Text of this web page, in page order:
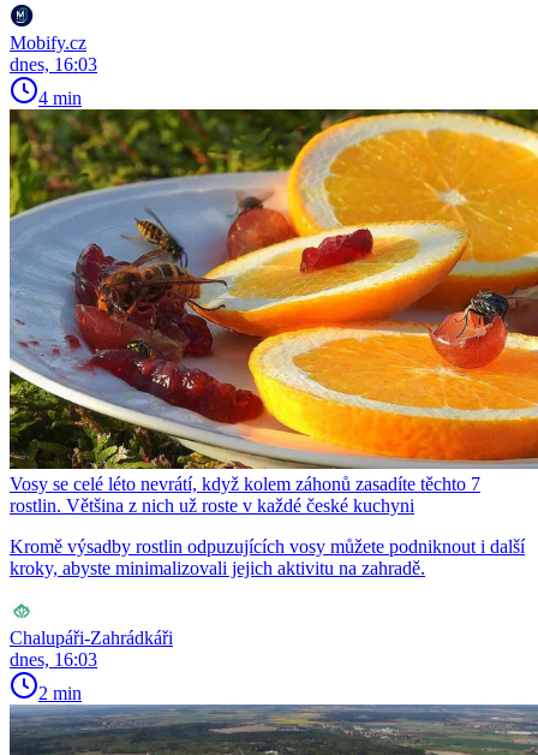
Mobify.cz
dnes, 16:03
4 min
Vosy se celé léto nevrátí, když kolem záhonů zasadíte těchto 7
rostlin. Většina z nich už roste v každé české kuchyni
Kromě výsadby rostlin odpuzujících vosy můžete podniknout i další
kroky, abyste minimalizovali jejich aktivitu na zahradě.
Chalupáři-Zahrádkáři
dnes, 16:03
2 min